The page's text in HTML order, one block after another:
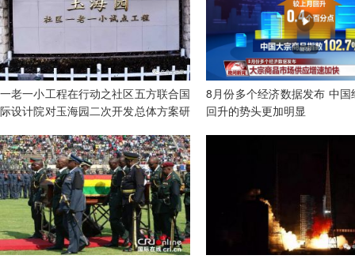
一老一小工程在行动之社区五方联合国
际设计院对玉海园二次开发总体方案研
8月份多个经济数据发布 中国
回升的势头更加明显